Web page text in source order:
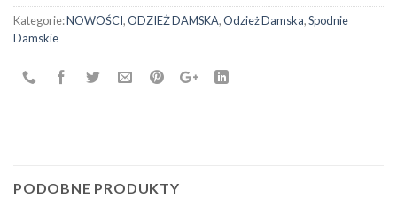
Kategorie:NOWOŚCI,ODZIEŻ DAMSKA,Odzież Damska,Spodnie
Damskie
PODOBNE PRODUKTY